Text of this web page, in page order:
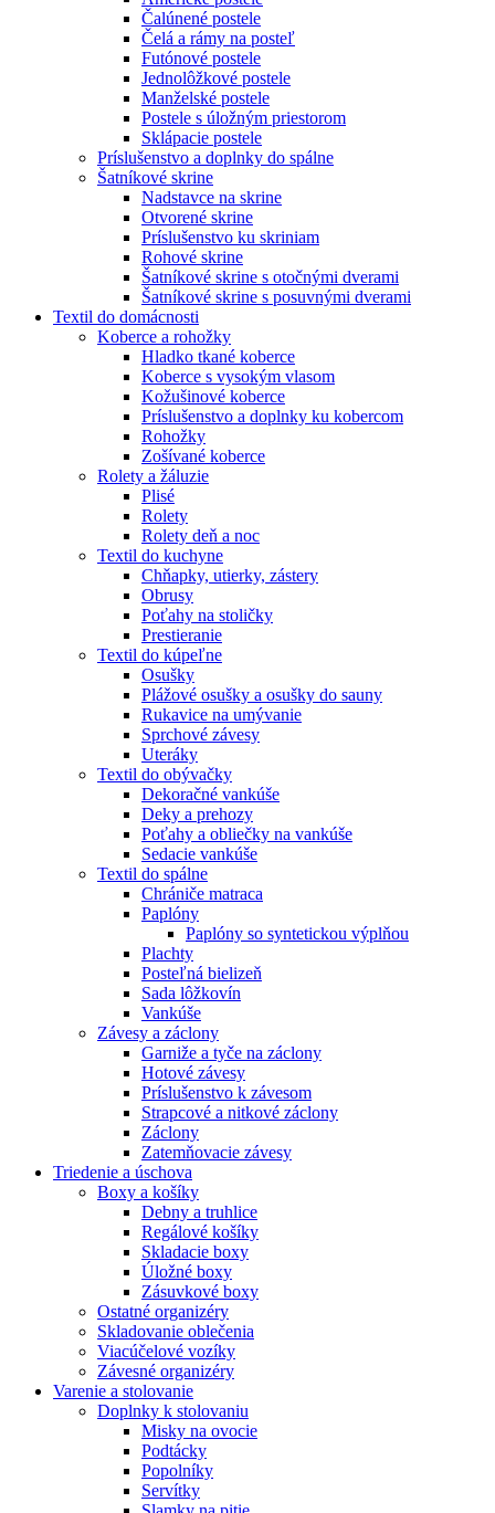
Čalúnené postele
Čelá a rámy na posteľ
Futónové postele
Jednolôžkové postele
Manželské postele
Postele s úložným priestorom
Sklápacie postele
Príslušenstvo a doplnky do spálne
Šatníkové skrine
Nadstavce na skrine
Otvorené skrine
Príslušenstvo ku skriniam
Rohové skrine
Šatníkové skrine s otočnými dverami
Šatníkové skrine s posuvnými dverami
Textil do domácnosti
Koberce a rohožky
Hladko tkané koberce
Koberce s vysokým vlasom
Kožušinové koberce
Príslušenstvo a doplnky ku kobercom
Rohožky
Zošívané koberce
Rolety a žáluzie
Plisé
Rolety
Rolety deň a noc
Textil do kuchyne
Chňapky, utierky, zástery
Obrusy
Poťahy na stoličky
Prestieranie
Textil do kúpeľne
Osušky
Plážové osušky a osušky do sauny
Rukavice na umývanie
Sprchové závesy
Uteráky
Textil do obývačky
Dekoračné vankúše
Deky a prehozy
Poťahy a obliečky na vankúše
Sedacie vankúše
Textil do spálne
Chrániče matraca
Paplóny
Paplóny so syntetickou výplňou
Plachty
Posteľná bielizeň
Sada lôžkovín
Vankúše
Závesy a záclony
Garniže a tyče na záclony
Hotové závesy
Príslušenstvo k závesom
Strapcové a nitkové záclony
Záclony
Zatemňovacie závesy
Triedenie a úschova
Boxy a košíky
Debny a truhlice
Regálové košíky
Skladacie boxy
Úložné boxy
Zásuvkové boxy
Ostatné organizéry
Skladovanie oblečenia
Viacúčelové vozíky
Závesné organizéry
Varenie a stolovanie
Doplnky k stolovaniu
Misky na ovocie
Podtácky
Popolníky
Servítky